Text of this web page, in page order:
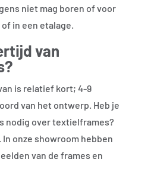
niet mag boren of voor
in een etalage.
van
is relatief kort; 4-9
van het ontwerp. Heb je
nodig over textielframes?
. In onze showroom hebben
van de frames en